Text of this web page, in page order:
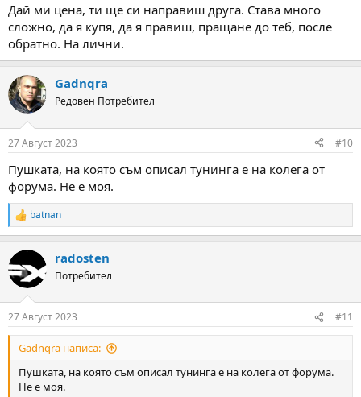
Дай ми цена, ти ще си направиш друга. Става много
сложно, да я купя, да я правиш, пращане до теб, после
обратно. На лични.
Gadnqra
Редовен Потребител
27 Август 2023 #10
Пушката, на която съм описал тунинга е на колега от
форума. Не е моя.
R
e
c
t
i
s
:
batnan
radosten
Потребител
27 Август 2023 #11
Gadnqra написа:
Пушката, на която съм описал тунинга е на колега от форума.
Не е моя.